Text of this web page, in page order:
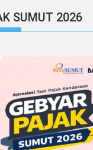
SUMUT 2026